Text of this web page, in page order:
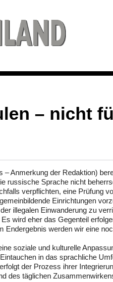
– nicht
Anmerkung der Redaktion)
russische Sprache nicht
verpflichten, eine Prüfung
Einrichtungen
illegalen Einwanderung zu
wird eher das Gegenteil
Endergebnis werden wir eine
soziale und kulturelle
in das sprachliche
der Prozess ihrer
des täglichen